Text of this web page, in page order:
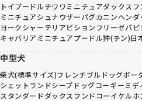
トイプードルチワワミニチュアダックスフ
ミニチュアシュナウザーパグカニンヘン
ヨークシャーテリアビションフリーゼパピ
キャバリア ミニチュアプードル狆(チン)日
中型犬
柴犬(標準サイズ)フレンチブルドッグボー
シェットランドシープドッグコーギーミデ
スタンダードダックスフンドコーイケルホ